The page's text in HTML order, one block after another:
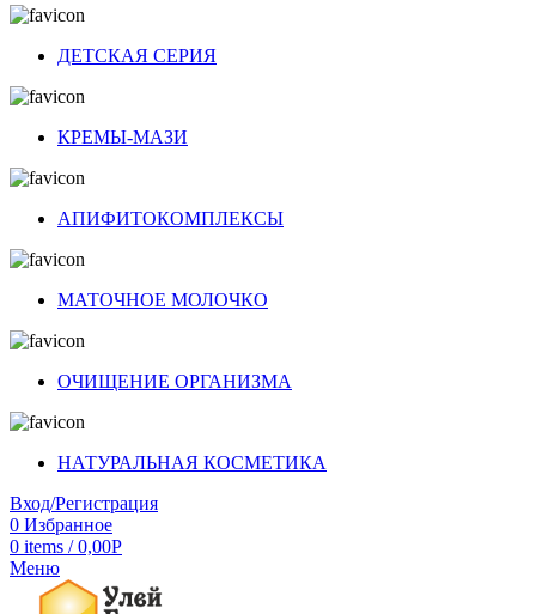
ДЕТСКАЯ СЕРИЯ
КРЕМЫ-МАЗИ
АПИФИТОКОМПЛЕКСЫ
МАТОЧНОЕ МОЛОЧКО
ОЧИЩЕНИЕ ОРГАНИЗМА
НАТУРАЛЬНАЯ КОСМЕТИКА
Вход/Регистрация
0 Избранное
0 items / 0,00Р
Меню